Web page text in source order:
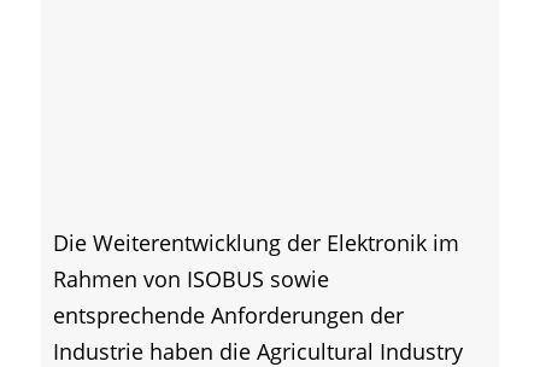
Die Weiterentwicklung der Elektronik im
Rahmen von ISOBUS sowie
entsprechende Anforderungen der
Industrie haben die Agricultural Industry